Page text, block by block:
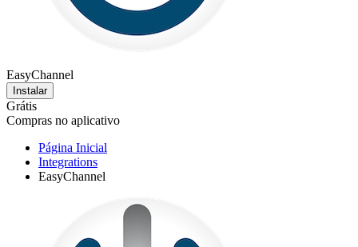
EasyChannel
Instalar
Grátis
Compras no aplicativo
Página Inicial
Integrations
EasyChannel